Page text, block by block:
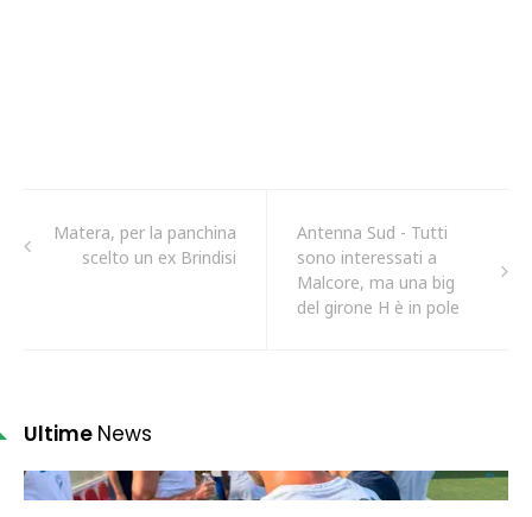
Matera, per la panchina
scelto un ex Brindisi
Antenna Sud - Tutti
sono interessati a
Malcore, ma una big
del girone H è in pole
Ultime News